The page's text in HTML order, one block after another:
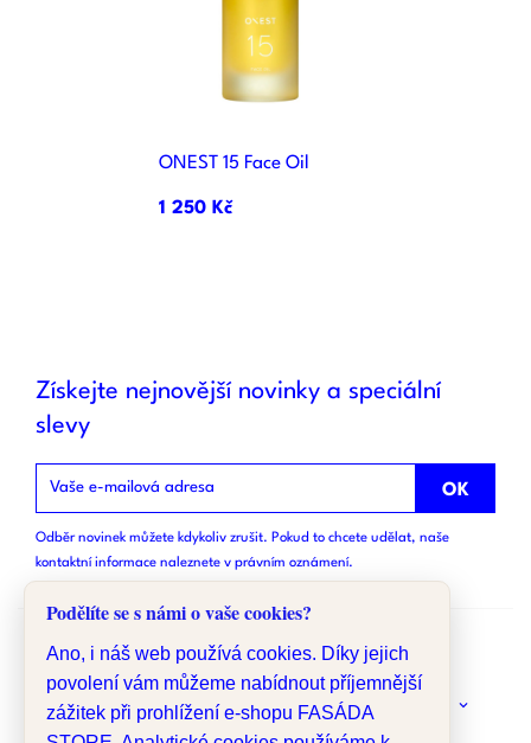
ONEST 15 Face Oil
1 250 Kč
Získejte nejnovější novinky a speciální
slevy
Odběr novinek můžete kdykoliv zrušit. Pokud to chcete udělat, naše
kontaktní informace naleznete v právním oznámení.
O NÁS keyboard_arrow_down
Podělíte se s námi o vaše cookies?
Ano, i náš web používá cookies. Díky jejich
povolení vám můžeme nabídnout příjemnější
zážitek při prohlížení e-shopu FASÁDA